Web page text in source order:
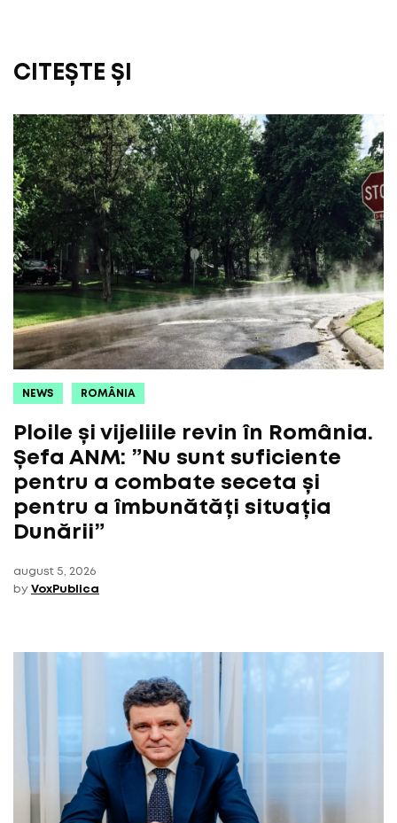
CITEȘTE ȘI
NEWS ROMÂNIA
Ploile și vijeliile revin în România.
Șefa ANM: ”Nu sunt suficiente
pentru a combate seceta și
pentru a îmbunătăți situația
Dunării”
august 5, 2026
by VoxPublica